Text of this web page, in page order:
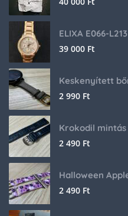
ELIXA E066-L213
39 000 Ft
2 990 Ft
2 490 Ft
2 490 Ft